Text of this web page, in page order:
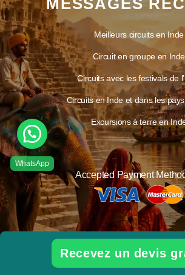
MESSAGES
Meilleurs circuits en Inde
Circuit en groupe en Inde
Circuits avec les festivals de
Circuits en Inde et dans les
Excursions à terre en
Accepted Payment
Ciao India Tours | All Rights
Recevez un devis